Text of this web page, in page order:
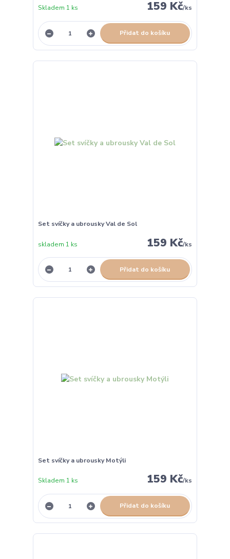
159 Kč/ks
Skladem 1 ks
Přidat do košíku
Set svíčky a ubrousky Val de Sol
159 Kč/ks
skladem 1 ks
Přidat do košíku
Set svíčky a ubrousky Motýli
159 Kč/ks
Skladem 1 ks
Přidat do košíku